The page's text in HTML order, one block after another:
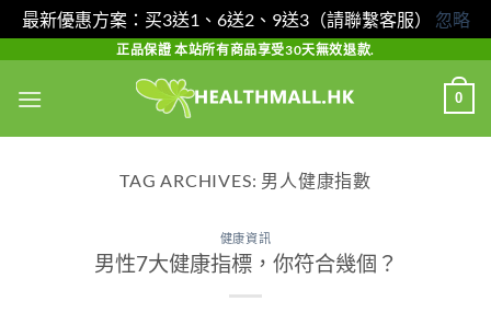
最新優惠方案：买3送1、6送2、9送3（請聯繫客服） 忽略
content
正品保證 本站所有商品享受30天無效退款.
0
TAG ARCHIVES: 男人健康指數
健康資訊
男性7大健康指標，你符合幾個？